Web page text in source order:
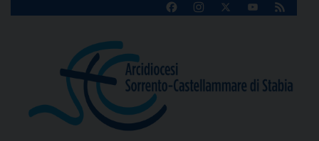
FacebookInstagram
X
YouTube
Feed